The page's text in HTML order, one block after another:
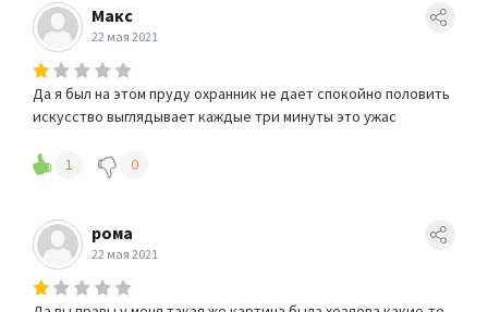
Макс
22 мая 2021
Да я был на этом пруду охранник не дает спокойно половить
искусство выглядывает каждые три минуты это ужас
1 0
рома
22 мая 2021